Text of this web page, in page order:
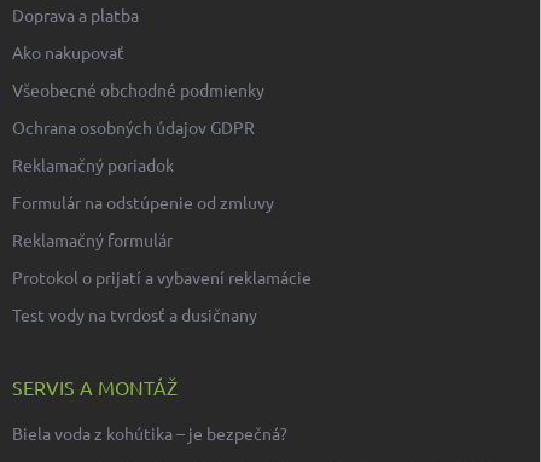
Doprava a platba
Ako nakupovať
Všeobecné obchodné podmienky
Ochrana osobných údajov GDPR
Reklamačný poriadok
Formulár na odstúpenie od zmluvy
Reklamačný formulár
Protokol o prijatí a vybavení reklamácie
Test vody na tvrdosť a dusičnany
SERVIS A MONTÁŽ
Biela voda z kohútika – je bezpečná?